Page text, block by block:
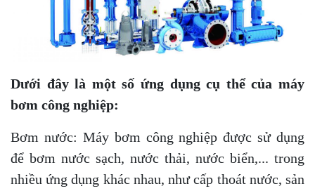
Dưới đây là một số ứng dụng cụ thể của máy
bơm công nghiệp:
Bơm nước: Máy bơm công nghiệp được sử dụng
để bơm nước sạch, nước thải, nước biển,... trong
nhiều ứng dụng khác nhau, như cấp thoát nước, sản